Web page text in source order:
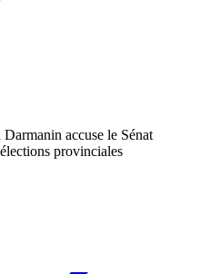
accuse le Sénat
provinciales